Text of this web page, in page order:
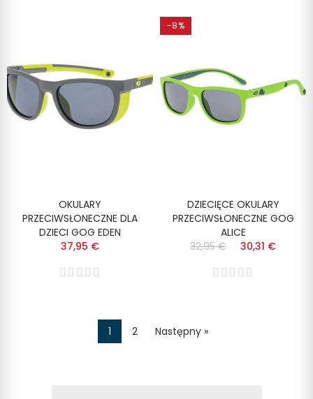
OKULARY
PRZECIWSŁONECZNE DLA
DZIECI GOG EDEN
37,95 €
-8%
DZIECIĘCE OKULARY
PRZECIWSŁONECZNE GOG
ALICE
32,95 €
30,31 €
1 2 Następny »